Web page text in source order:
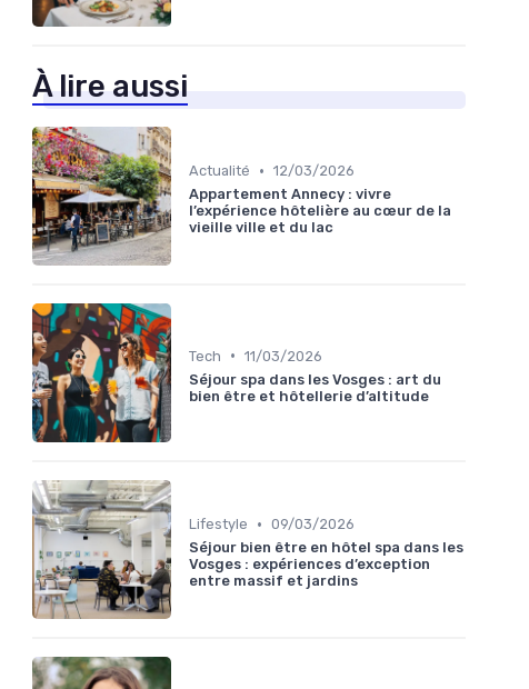
À lire aussi
Actualité • 12/03/2026
Appartement Annecy : vivre
l’expérience hôtelière au cœur de la
vieille ville et du lac
Tech • 11/03/2026
Séjour spa dans les Vosges : art du
bien être et hôtellerie d’altitude
Lifestyle • 09/03/2026
Séjour bien être en hôtel spa dans les
Vosges : expériences d’exception
entre massif et jardins